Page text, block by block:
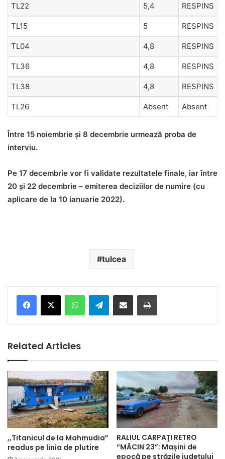
TL22 5,4 RESPINS
TL15 5 RESPINS
TL04 4,8 RESPINS
TL36 4,8 RESPINS
TL38 4,8 RESPINS
TL26 Absent Absent
Între 15 noiembrie și 8 decembrie urmează proba de
interviu.
Pe 17 decembrie vor fi validate rezultatele finale, iar între
20 și 22 decembrie – emiterea deciziilor de numire (cu
aplicare de la 10 ianuarie 2022).
tulcea
Telegram
Related Articles
,,Titanicul de la Mahmudia”
readus pe linia de plutire
RALIUL CARPAŢI RETRO
“MĂCIN 23”: Mașini de
epocă pe străzile județului